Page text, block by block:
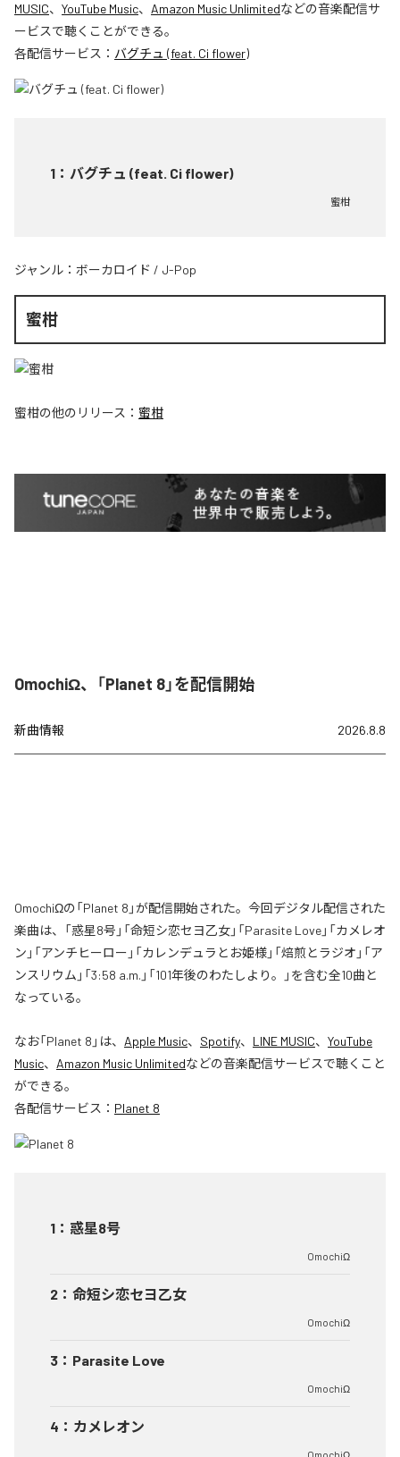
MUSIC、 YouTube Music、 Amazon Music Unlimitedなどの音楽配信サ
ービスで聴くことができる。
各配信サービス： バグチュ (feat. Ci flower)
1 ： バグチュ (feat. Ci flower)
蜜柑
ジャンル： ボーカロイド / J-Pop
蜜柑
蜜柑の他のリリース： 蜜柑
OmochiΩ、「Planet 8」を配信開始
新曲情報 2026.8.8
OmochiΩの「Planet 8」が配信開始された。今回デジタル配信された
楽曲は、「惑星8号」「命短シ恋セヨ乙女」「Parasite Love」「カメレオ
ン」「アンチヒーロー」「カレンデュラとお姫様」「焙煎とラジオ」「ア
ンスリウム」「3:58 a.m.」「101年後のわたしより。」を含む全10曲と
なっている。
なお「Planet 8 」は、 Apple Music、 Spotify、 LINE MUSIC、 YouTube
Music、 Amazon Music Unlimitedなどの音楽配信サービスで聴くこと
ができる。
各配信サービス： Planet 8
1 ： 惑星8号
OmochiΩ
2 ： 命短シ恋セヨ乙女
OmochiΩ
3 ： Parasite Love
OmochiΩ
4 ： カメレオン
OmochiΩ